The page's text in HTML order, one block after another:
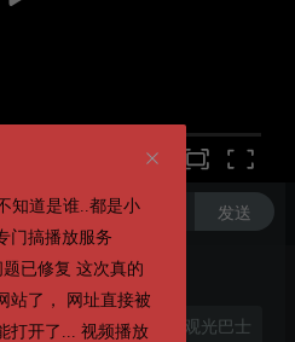
知道是谁..都是小
门搞播放服务
已修复 这次真的
站了， 网址直接被
打开了... 视频播放
发送
领 03末班客运 04观光巴士